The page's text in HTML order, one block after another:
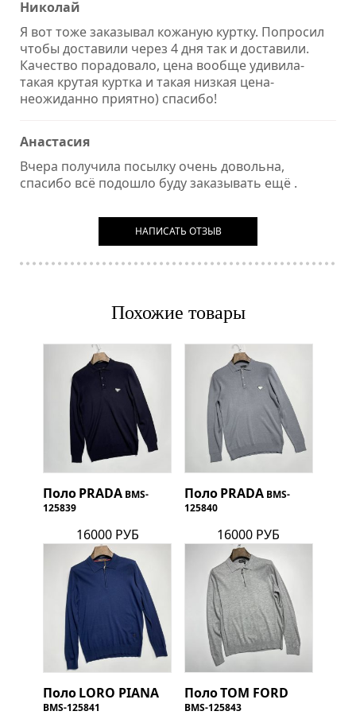
Николай
Я вот тоже заказывал кожаную куртку. Попросил
чтобы доставили через 4 дня так и доставили.
Качество порадовало, цена вообще удивила-
такая крутая куртка и такая низкая цена-
неожиданно приятно) спасибо!
Анастасия
Вчера получила посылку очень довольна,
спасибо всё подошло буду заказывать ещё .
НАПИСАТЬ ОТЗЫВ
Похожие товары
ПолоPRADA BMS-
125839
16000 РУБ
Поло PRADA BMS-
125840
16000 РУБ
ПолоLORO PIANA
BMS-125841
ПолоTOM FORD
BMS-125843